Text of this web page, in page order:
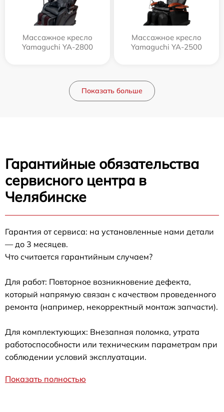
Массажное кресло
Yamaguchi YA-2800
Массажное кресло
Yamaguchi YA-2500
Показать больше
Гарантийные обязательства
сервисного центра в
Челябинске
Гарантия от сервиса: на установленные нами детали
— до 3 месяцев.
Что считается гарантийным случаем?
Для работ: Повторное возникновение дефекта,
который напрямую связан с качеством проведенного
ремонта (например, некорректный монтаж запчасти).
Для комплектующих: Внезапная поломка, утрата
работоспособности или техническим параметрам при
соблюдении условий эксплуатации.
Показать полностью